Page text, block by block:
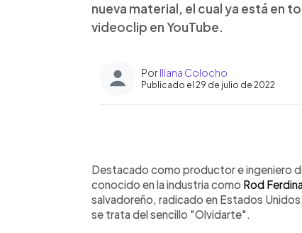
nueva material, el cual ya está en
videoclip en YouTube.
PorIliana Colocho
Publicado el 29 de julio de 2022
► Escuchar artículo
Destacado como productor e ingeniero
conocido en la industria como Rod
salvadoreño, radicado en Estados
se trata del sencillo "Olvidarte".